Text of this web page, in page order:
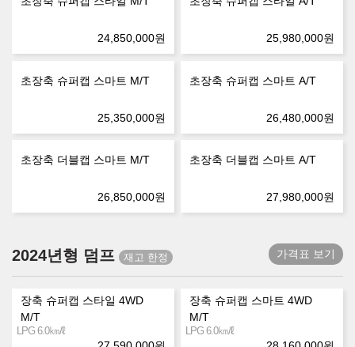
24,850,000원 25,980,000원
초장축 슈퍼캡 스마트 M/T
25,350,000원
초장축 슈퍼캡 스마트 A/T
26,480,000원
초장축 더블캡 스마트 M/T
26,850,000원
초장축 더블캡 스마트 A/T
27,980,000원
2024년형 덤프 가격표 보기
장축 슈퍼캡 스타일 4WD
M/T
LPG 6.0㎞/ℓ
장축 슈퍼캡 스마트 4WD
M/T
LPG 6.0㎞/ℓ